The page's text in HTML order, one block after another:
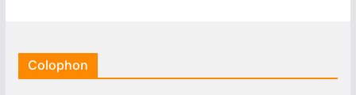
Colophon